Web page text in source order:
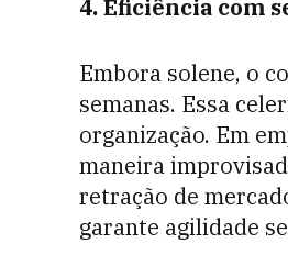
4. Eficiência com
Embora solene, o
semanas. Essa
organização. Em
maneira
retração de
garante agilidade